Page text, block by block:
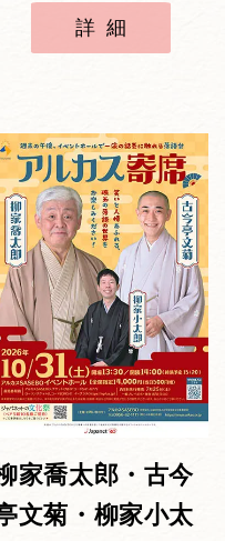
詳細
家喬太郎・古今
文菊・柳家小太